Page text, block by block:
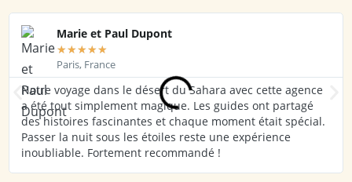
Marie et Paul Dupont
★★★★★
Paris, France
Notre voyage dans le désert du Sahara avec cette agence
a été tout simplement magique. Les guides ont partagé
des histoires fascinantes et chaque moment était spécial.
Passer la nuit sous les étoiles reste une expérience
inoubliable. Fortement recommandé !